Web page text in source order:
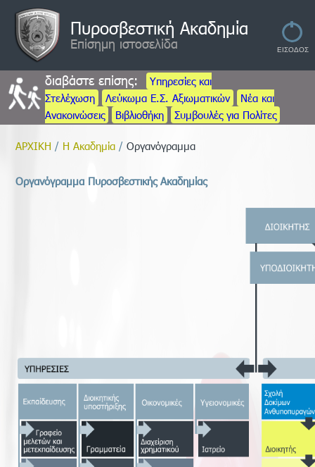
Πυροσβεστική Ακαδημία
Επίσημη ιστοσελίδα
διαβάστε επίσης:
Υπηρεσίες και
Στελέχωση
Λεύκωμα Ε.Σ. Αξιωματικών
Νέα και
Ανακοινώσεις
Βιβλιοθήκη Συμβουλές για Πολίτες
ΑΡΧΙΚΗ / Η Ακαδημία / Οργανόγραμμα
Οργανόγραμμα Πυροσβεστικής Ακαδημίας